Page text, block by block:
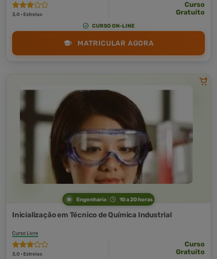
3,0 · Estrelas
Curso
Gratuito
CURSO ON-LINE
MATRICULAR AGORA
Engenharia 10 a 20 horas
Inicialização em Técnico de Química Industrial
Curso Livre
3,0 · Estrelas
Curso
Gratuito